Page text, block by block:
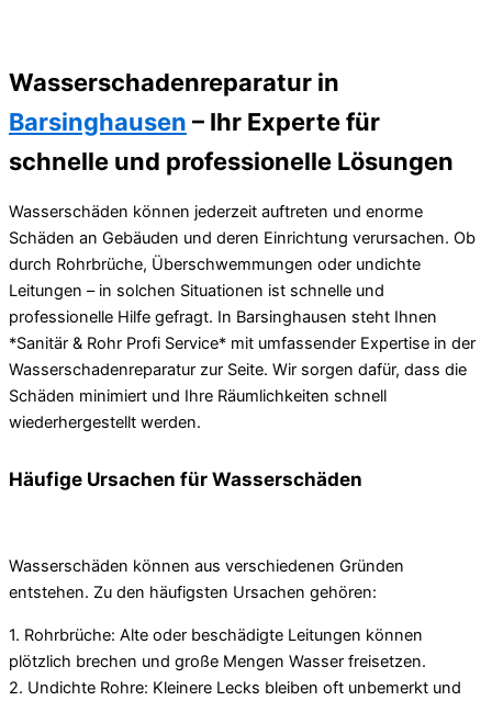
Wasserschadenreparatur in
Barsinghausen – Ihr Experte für
schnelle und professionelle Lösungen
Wasserschäden können jederzeit auftreten und enorme
Schäden an Gebäuden und deren Einrichtung verursachen. Ob
durch Rohrbrüche, Überschwemmungen oder undichte
Leitungen – in solchen Situationen ist schnelle und
professionelle Hilfe gefragt. In Barsinghausen steht Ihnen
*Sanitär & Rohr Profi Service* mit umfassender Expertise in der
Wasserschadenreparatur zur Seite. Wir sorgen dafür, dass die
Schäden minimiert und Ihre Räumlichkeiten schnell
wiederhergestellt werden.
Häufige Ursachen für Wasserschäden
Wasserschäden können aus verschiedenen Gründen
entstehen. Zu den häufigsten Ursachen gehören:
1. Rohrbrüche: Alte oder beschädigte Leitungen können
plötzlich brechen und große Mengen Wasser freisetzen.
2. Undichte Rohre: Kleinere Lecks bleiben oft unbemerkt und